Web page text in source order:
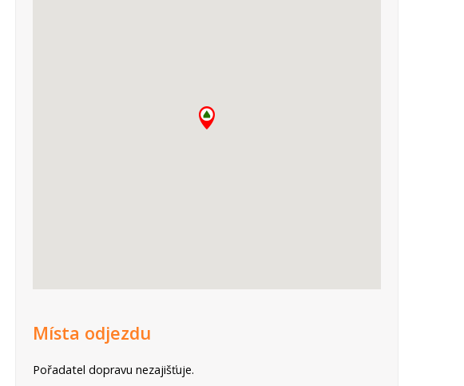
Místa odjezdu
Pořadatel dopravu nezajišťuje.